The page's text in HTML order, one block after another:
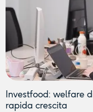
Investfood: welfare
rapida crescita